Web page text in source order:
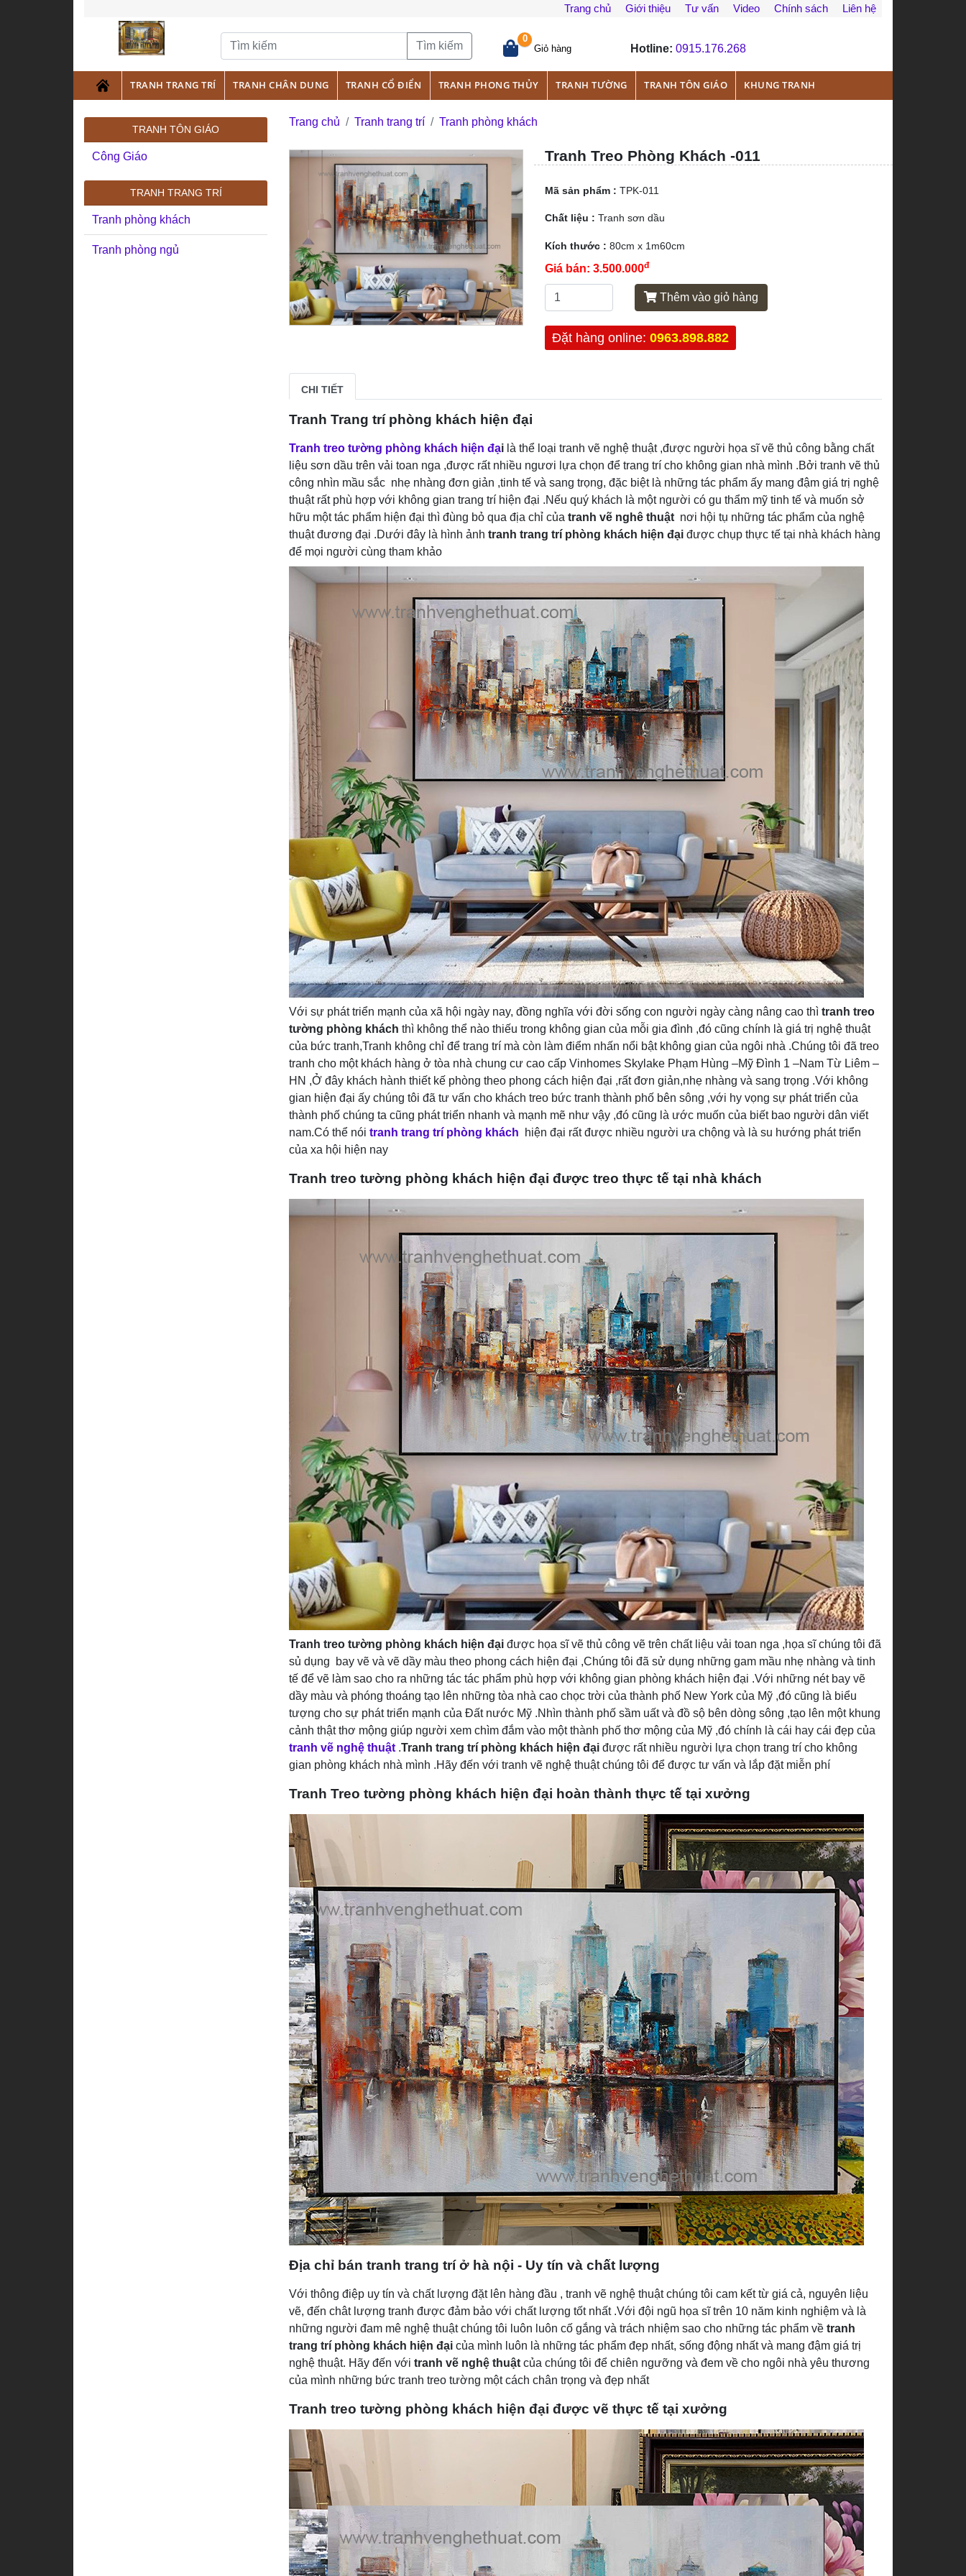
Trang chủ Giới thiệu Tư vấn Video Chính sách Liên hệ
Tìm kiếm
0
Giỏ hàng
Hotline: 0915.176.268
TRANH TRANG TRÍ TRANH CHÂN DUNG TRANH CỔ ĐIỂN TRANH PHONG THỦY TRANH TƯỜNG TRANH TÔN GIÁO KHUNG TRANH
TRANH TÔN GIÁO
Công Giáo
TRANH TRANG TRÍ
Tranh phòng khách
Tranh phòng ngủ
Trang chủ Tranh trang trí Tranh phòng khách
Tranh Treo Phòng Khách -011
Mã sản phẩm : TPK-011
Chất liệu : Tranh sơn dầu
Kích thước : 80cm x 1m60cm
Giá bán:3.500.000đ
Thêm vào giỏ hàng
Đặt hàng online:0963.898.882
CHI TIẾT
Tranh Trang trí phòng khách hiện đại
Tranh treo tường phòng khách hiện đại là thể loại tranh vẽ nghệ thuật ,được người họa sĩ vẽ thủ công bằng chất
liệu sơn dầu trên vải toan nga ,được rất nhiều ngươi lựa chọn để trang trí cho không gian nhà mình .Bởi tranh vẽ thủ
công nhìn mầu sắc nhẹ nhàng đơn giản ,tinh tế và sang trọng, đặc biệt là những tác phẩm ấy mang đậm giá trị nghệ
thuật rất phù hợp với không gian trang trí hiện đại .Nếu quý khách là một người có gu thẩm mỹ tinh tế và muốn sở
hữu một tác phẩm hiện đại thì đùng bỏ qua địa chỉ của tranh vẽ nghê thuật nơi hội tụ những tác phẩm của nghệ
thuật đương đại .Dưới đây là hình ảnh tranh trang trí phòng khách hiện đại được chụp thực tế tại nhà khách hàng
để mọi người cùng tham khảo
Với sự phát triển mạnh của xã hội ngày nay, đồng nghĩa với đời sống con người ngày càng nâng cao thì tranh treo
tường phòng khách thì không thể nào thiếu trong không gian của mỗi gia đình ,đó cũng chính là giá trị nghệ thuật
của bức tranh,Tranh không chỉ để trang trí mà còn làm điểm nhấn nổi bật không gian của ngôi nhà .Chúng tôi đã treo
tranh cho một khách hàng ở tòa nhà chung cư cao cấp Vinhomes Skylake Phạm Hùng –Mỹ Đình 1 –Nam Từ Liêm –
HN ,Ở đây khách hành thiết kế phòng theo phong cách hiện đại ,rất đơn giản,nhẹ nhàng và sang trọng .Với không
gian hiện đại ấy chúng tôi đã tư vấn cho khách treo bức tranh thành phố bên sông ,với hy vọng sự phát triển của
thành phố chúng ta cũng phát triển nhanh và mạnh mẽ như vậy ,đó cũng là ước muốn của biết bao người dân viết
nam.Có thể nói tranh trang trí phòng khách
hiện đại rất được nhiều người ưa chộng và là su hướng phát triển
của xa hội hiện nay
Tranh treo tường phòng khách hiện đại được treo thực tế tại nhà khách
Tranh treo tường phòng khách hiện đại được họa sĩ vẽ thủ công vẽ trên chất liệu vải toan nga ,họa sĩ chúng tôi đã
sủ dụng bay vẽ và vẽ dầy màu theo phong cách hiện đại ,Chúng tôi đã sử dụng những gam mầu nhẹ nhàng và tinh
tế để vẽ làm sao cho ra những tác tác phẩm phù hợp với không gian phòng khách hiện đại .Với những nét bay vẽ
dầy màu và phóng thoáng tạo lên những tòa nhà cao chọc trời của thành phố New York của Mỹ ,đó cũng là biểu
tượng cho sự phát triển mạnh của Đất nước Mỹ .Nhìn thành phố sầm uất và đồ sộ bên dòng sông ,tạo lên một khung
cảnh thật thơ mộng giúp người xem chìm đắm vào một thành phố thơ mộng của Mỹ ,đó chính là cái hay cái đẹp của
tranh vẽ nghệ thuật .Tranh trang trí phòng khách hiện đại được rất nhiều người lựa chọn trang trí cho không
gian phòng khách nhà mình .Hãy đến với tranh vẽ nghệ thuật chúng tôi để được tư vấn và lắp đặt miễn phí
Tranh Treo tường phòng khách hiện đại hoàn thành thực tế tại xưởng
Địa chỉ bán tranh trang tríở hà nội - Uy tín và chất lượng
Với thông điệp uy tín và chất lượng đặt lên hàng đầu , tranh vẽ nghệ thuật chúng tôi cam kết từ giá cả, nguyên liệu
vẽ, đến chât lượng tranh được đảm bảo với chất lượng tốt nhất .Với đội ngũ họa sĩ trên 10 năm kinh nghiệm và là
những người đam mê nghệ thuật chúng tôi luôn luôn cố gắng và trách nhiệm sao cho những tác phẩm về tranh
trang trí phòng khách hiện đại của mình luôn là những tác phẩm đẹp nhất, sống động nhất và mang đậm giá trị
nghệ thuật. Hãy đến với tranh vẽ nghệ thuật của chúng tôi để chiên ngưỡng và đem về cho ngôi nhà yêu thương
của mình những bức tranh treo tường một cách chân trọng và đẹp nhất
Tranh treo tường phòng khách hiện đại được vẽ thực tế tại xưởng